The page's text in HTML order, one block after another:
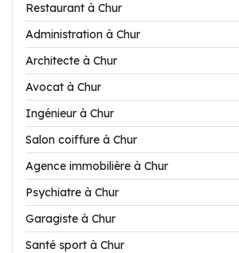
Restaurant à Chur
Administration à Chur
Architecte à Chur
Avocat à Chur
Ingénieur à Chur
Salon coiffure à Chur
Agence immobilière à Chur
Psychiatre à Chur
Garagiste à Chur
Santé sport à Chur